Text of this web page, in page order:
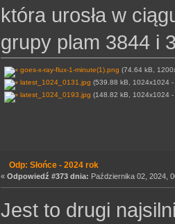
która urosła w
grupy plam 3844 i
goes-x-ray-flux-1-minute(1).png (74.64 kB,
latest_1024_0131.jpg (539.88 kB, 1024x1024 -
latest_1024_0193.jpg (148.82 kB, 1024x1024 -
Odp: Słońce - 2024 rok
« Odpowiedź #373 dnia: Października 02, 2024,
Jest to drugi